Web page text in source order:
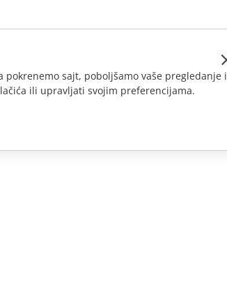
sajt, poboljšamo vaše pregledanje i
ili upravljati svojim preferencijama.